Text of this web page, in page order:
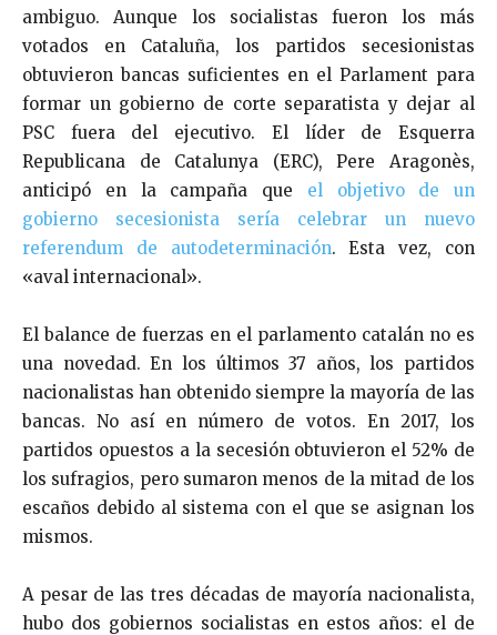
ambiguo. Aunque los socialistas fueron los más
votados en Cataluña, los partidos secesionistas
obtuvieron bancas suficientes en el Parlament para
formar un gobierno de corte separatista y dejar al
PSC fuera del ejecutivo. El líder de Esquerra
Republicana de Catalunya (ERC), Pere Aragonès,
anticipó en la campaña que el objetivo de un
gobierno secesionista sería celebrar un nuevo
referendum de autodeterminación. Esta vez, con
«aval internacional».
El balance de fuerzas en el parlamento catalán no es
una novedad. En los últimos 37 años, los partidos
nacionalistas han obtenido siempre la mayoría de las
bancas. No así en número de votos. En 2017, los
partidos opuestos a la secesión obtuvieron el 52% de
los sufragios, pero sumaron menos de la mitad de los
escaños debido al sistema con el que se asignan los
mismos.
A pesar de las tres décadas de mayoría nacionalista,
hubo dos gobiernos socialistas en estos años: el de